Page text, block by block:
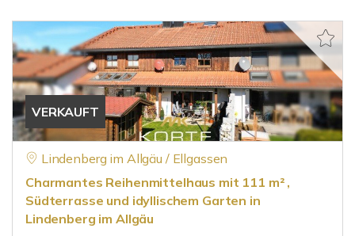
VERKAUFT
Lindenberg im Allgäu / Ellgassen
Charmantes Reihenmittelhaus mit 111 m² ,
Südterrasse und idyllischem Garten in
Lindenberg im Allgäu